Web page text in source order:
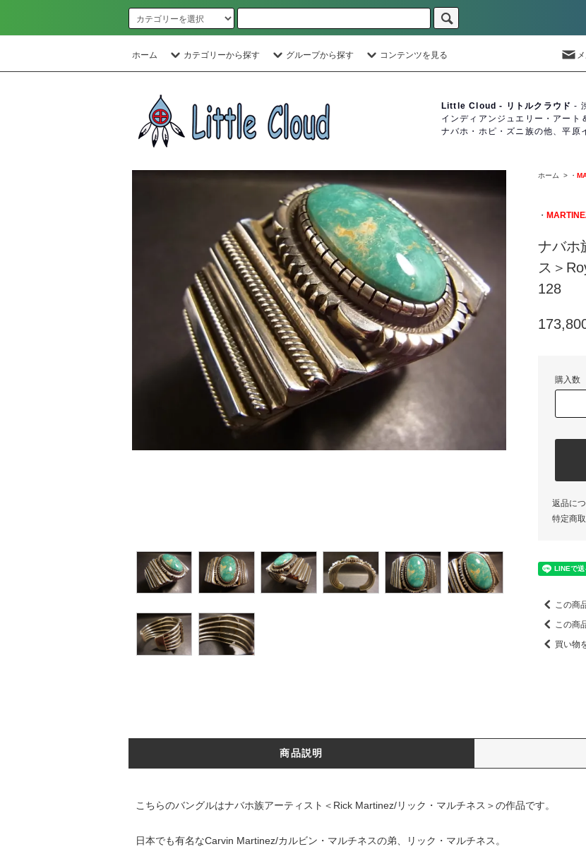
ホーム カテゴリーから探す グループから探す コンテンツを見る
Little Cloud - リトルクラウド -
インディアンジュエリー・アート
ナバホ・ホピ・ズニ族の他、平原
ホーム > ・
・
ナバホ
ス＞
128
購入数
返品に
特定商
この商
この商
買い物
商品説明
こちらのバングルはナバホ族アーティスト＜Rick Martinez/リック・マルチネス＞の作品です。
日本でも有名なCarvin Martinez/カルビン・マルチネスの弟、リック・マルチネス。